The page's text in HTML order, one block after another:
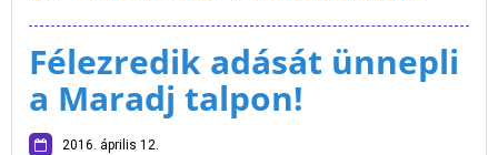
Félezredik adását ünnepli
a Maradj talpon!
2016. április 12.